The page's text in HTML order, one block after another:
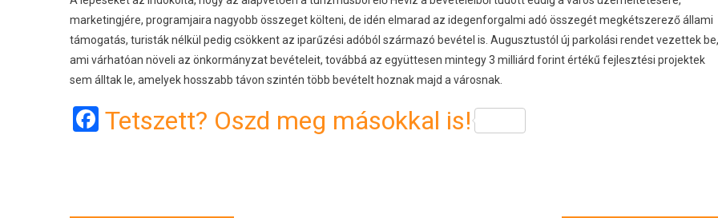
marketingjére, programjaira nagyobb összeget költeni, de idén elmarad az idegenforgalmi adó összegét megkétszerező állami
támogatás, turisták nélkül pedig csökkent az iparűzési adóból származó bevétel is. Augusztustól új parkolási rendet vezettek be,
ami várhatóan növeli az önkormányzat bevételeit, továbbá az együttesen mintegy 3 milliárd forint értékű fejlesztési projektek
sem álltak le, amelyek hosszabb távon szintén több bevételt hoznak majd a városnak.
Facebook
Tetszett? Oszd meg másokkal is!